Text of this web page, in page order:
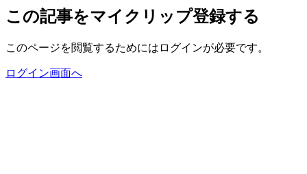
この記事をマイクリップ登録する
このページを閲覧するためにはログインが必要です。
ログイン画面へ